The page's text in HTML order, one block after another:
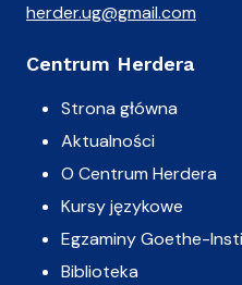
herder.ug@gmail.com
Centrum Herdera
Strona główna
Aktualności
O Centrum Herdera
Kursy językowe
Egzaminy Goethe-
Biblioteka